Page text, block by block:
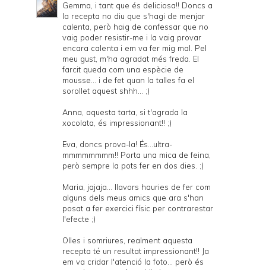
Gemma, i tant que és deliciosa!! Doncs a
la recepta no diu que s'hagi de menjar
calenta, però haig de confessar que no
vaig poder resistir-me i la vaig provar
encara calenta i em va fer mig mal. Pel
meu gust, m'ha agradat més freda. El
farcit queda com una espècie de
mousse... i de fet quan la talles fa el
sorollet aquest shhh... ;)
Anna, aquesta tarta, si t'agrada la
xocolata, és impressionant!! ;)
Eva, doncs prova-la! És...ultra-
mmmmmmmm!! Porta una mica de feina,
però sempre la pots fer en dos dies. ;)
Maria, jajaja... llavors hauries de fer com
alguns dels meus amics que ara s'han
posat a fer exercici físic per contrarestar
l'efecte ;)
Olles i somriures, realment aquesta
recepta té un resultat impressionant!! Ja
em va cridar l'atenció la foto... però és